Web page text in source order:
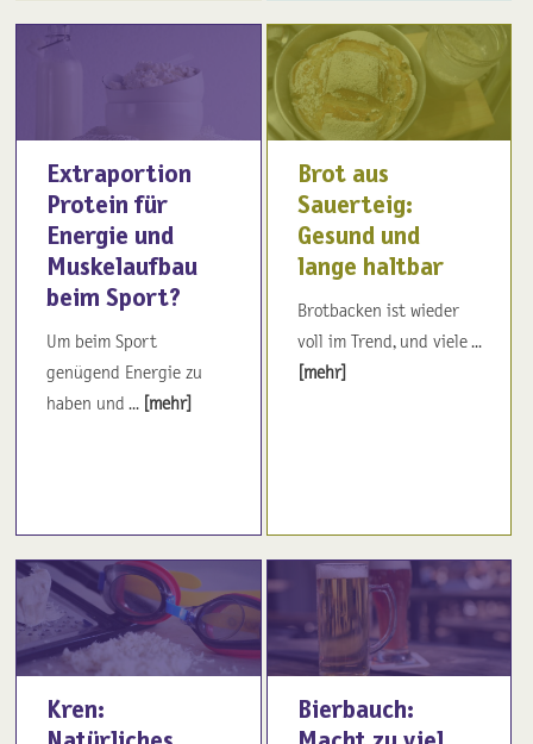
Extraportion
Protein für
Energie und
Muskelaufbau
beim Sport?
Um beim Sport
genügend Energie zu
haben und ... [mehr]
Brot aus
Sauerteig:
Gesund und
lange haltbar
Brotbacken ist wieder
voll im Trend, und viele ...
[mehr]
Kren:
Bierbauch: